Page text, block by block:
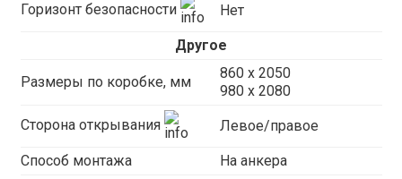
Горизонт безопасности Нет
Другое
Размеры по коробке, мм
860 х 2050
980 x 2080
Сторона открывания Левое/правое
Способ монтажа
На анкера